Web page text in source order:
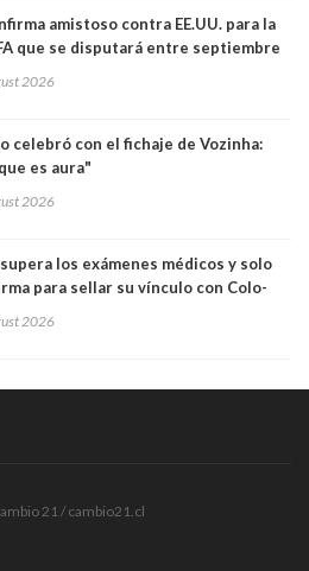
amistoso contra EE.UU. para la
que se disputará entre septiembre
2026
celebró con el fichaje de Vozinha:
es aura"
2026
los exámenes médicos y solo
para sellar su vínculo con Colo-
2026
21 / cambio21.cl